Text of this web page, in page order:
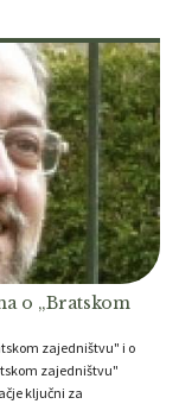
o „Bratskom
zajedništvu" i o
zajedništvu"
ključni za